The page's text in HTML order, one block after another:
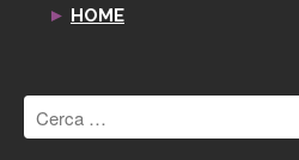
► HOME